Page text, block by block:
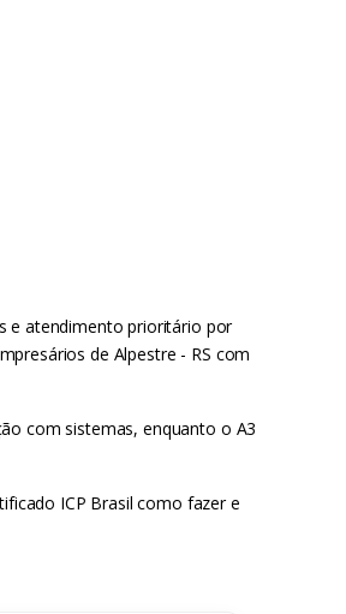
e atendimento prioritário por
de Alpestre - RS com
com sistemas, enquanto o A3
ICP Brasil como fazer e